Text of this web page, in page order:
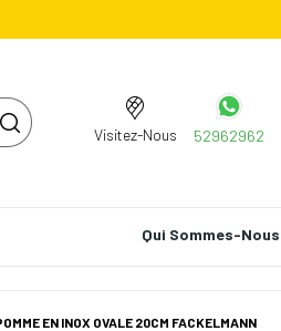
Visitez-Nous 52962962
Qui Sommes-Nous
EN INOX OVALE 20CM FACKELMANN